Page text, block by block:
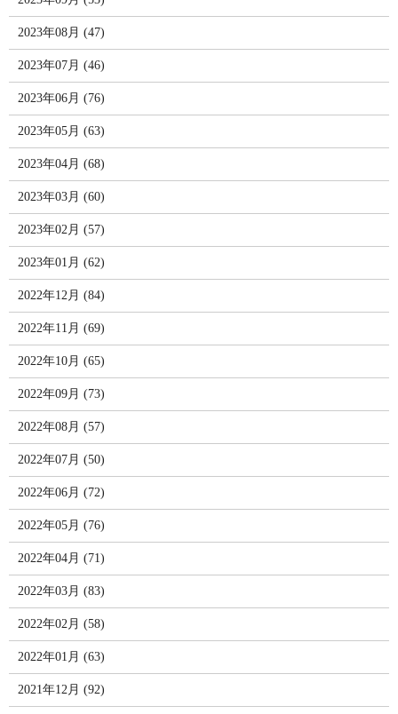
2023年08月 (47)
2023年07月 (46)
2023年06月 (76)
2023年05月 (63)
2023年04月 (68)
2023年03月 (60)
2023年02月 (57)
2023年01月 (62)
2022年12月 (84)
2022年11月 (69)
2022年10月 (65)
2022年09月 (73)
2022年08月 (57)
2022年07月 (50)
2022年06月 (72)
2022年05月 (76)
2022年04月 (71)
2022年03月 (83)
2022年02月 (58)
2022年01月 (63)
2021年12月 (92)